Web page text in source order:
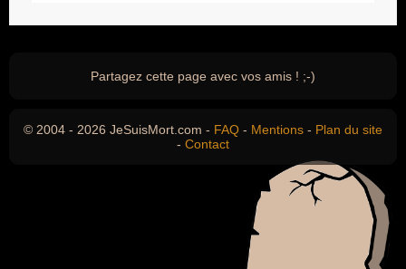
Partagez cette page avec vos amis ! ;-)
© 2004 - 2026 JeSuisMort.com - FAQ - Mentions - Plan du site
- Contact